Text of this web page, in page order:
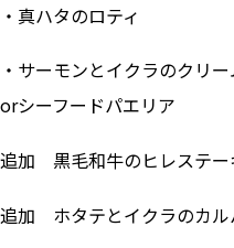
・真ハタのロティ
・サーモンとイクラのクリ
orシーフードパエリア
追加 黒毛和牛のヒレステ
追加 ホタテとイクラのカ